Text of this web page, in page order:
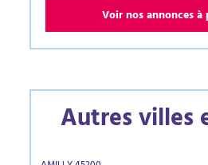
Voir nos annonces
Autres villes